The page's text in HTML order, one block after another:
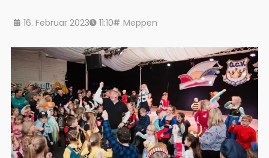
16. Februar 2023 11:10 Meppen